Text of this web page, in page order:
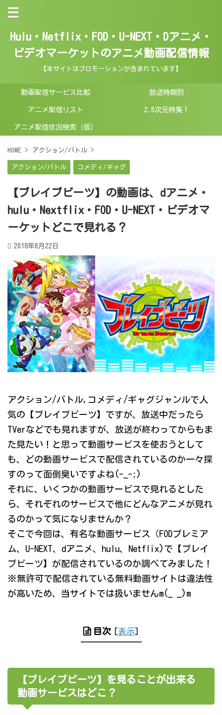
Hulu・Netflix・FOD・U-NEXT・Dアニメ・
ビデオマーケットのアニメ動画配信情報
【本サイトはプロモーションが含まれています】
動画配信サービス比較 放送時期別
アニメ配信リスト 2.5次元特集！
アニメ配信状況検索（仮）
HOME > アクション/バトル >
アクション/バトル コメディ/ギャグ
【ブレイブビーツ】の動画は、dアニメ・
hulu・Nextflix・FOD・U-NEXT・ビデオマ
ーケットどこで見れる？
2018年6月22日
アクション/バトル,コメディ/ギャグジャンルで人
気の【ブレイブビーツ】ですが、放送中だったら
TVerなどでも見れますが、放送が終わってからもま
た見たい！と思って動画サービスを使おうとして
も、どの動画サービスで配信されているのか一々探
すのって面倒臭いですよね(-_-;)
それに、いくつかの動画サービスで見れるとした
ら、それぞれのサービスで他にどんなアニメが見れ
るのかって気になりませんか？
そこで今回は、有名な動画サービス（FODプレミア
ム、U-NEXT、dアニメ、hulu、Netflix)で【ブレイ
ブビーツ】が配信されているのか調べてみました！
※無許可で配信されている無料動画サイトは違法性
が高いため、当サイトでは扱いませんm(_ _)m
目次 [表示]
【ブレイブビーツ】を見ることが出来る
動画サービスはどこ？